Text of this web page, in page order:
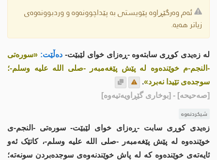
ئەم وەرگێڕاوە پێویستی بە پێداچوونەوە و وردبوونەوەی
زیاتر هەیە.
لە زەیدی کوڕی سابتەوە -ڕەزای خوای لێبێت- دەڵێت: «سورەتی
-النجم-م خوێندەوە لە پێش پێغەمبەر -صلى اللە علیە وسلم-؛
سوجدەى تێیدا نەبرد».
[صەحیحە] - [بوخاری گێڕاویەتیەوە]
شیکردنەوە
زەیدی کوڕی سابت -ڕەزای خوای لێبێت- سورەتی -النجم-ی
خوێندەوە لە پێش پێغەمبەر -صلى اللە علیە وسلم-، کاتێک ئەو
ئایەتەى خوێندەوە کە لە پاش خوێندنەوەی سوجدەبردن سونەتە؛